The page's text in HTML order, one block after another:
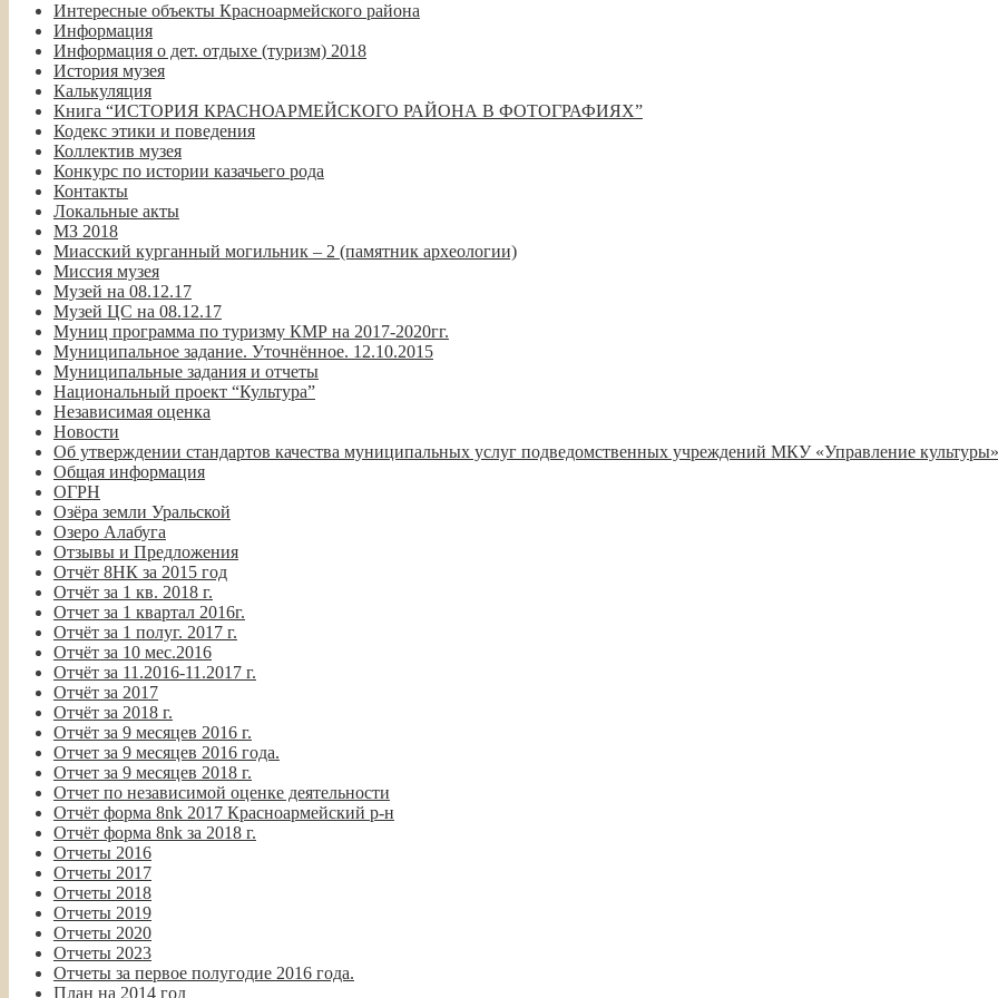
Интересные объекты Красноармейского района
Информация
Информация о дет. отдыхе (туризм) 2018
История музея
Калькуляция
Книга “ИСТОРИЯ КРАСНОАРМЕЙСКОГО РАЙОНА В ФОТОГРАФИЯХ”
Кодекс этики и поведения
Коллектив музея
Конкурс по истории казачьего рода
Контакты
Локальные акты
МЗ 2018
Миасский курганный могильник – 2 (памятник археологии)
Миссия музея
Музей на 08.12.17
Музей ЦС на 08.12.17
Муниц программа по туризму КМР на 2017-2020гг.
Муниципальное задание. Уточнённое. 12.10.2015
Муниципальные задания и отчеты
Национальный проект “Культура”
Независимая оценка
Новости
Об утверждении стандартов качества муниципальных услуг подведомственных учреждений МКУ «Управление культуры»
Общая информация
ОГРН
Озёра земли Уральской
Озеро Алабуга
Отзывы и Предложения
Отчёт 8НК за 2015 год
Отчёт за 1 кв. 2018 г.
Отчет за 1 квартал 2016г.
Отчёт за 1 полуг. 2017 г.
Отчёт за 10 мес.2016
Отчёт за 11.2016-11.2017 г.
Отчёт за 2017
Отчёт за 2018 г.
Отчёт за 9 месяцев 2016 г.
Отчет за 9 месяцев 2016 года.
Отчет за 9 месяцев 2018 г.
Отчет по независимой оценке деятельности
Отчёт форма 8nk 2017 Красноармейский р-н
Отчёт форма 8nk за 2018 г.
Отчеты 2016
Отчеты 2017
Отчеты 2018
Отчеты 2019
Отчеты 2020
Отчеты 2023
Отчеты за первое полугодие 2016 года.
План на 2014 год